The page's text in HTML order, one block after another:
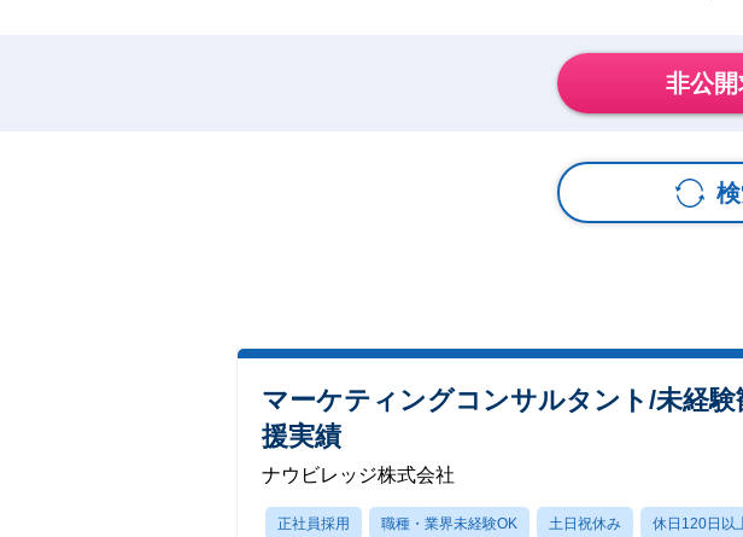
非公
マーケティングコンサルタント/未経
援実績
ナウビレッジ株式会社
正社員採用 職種・業界未経験OK 土日祝休み 休日120日以